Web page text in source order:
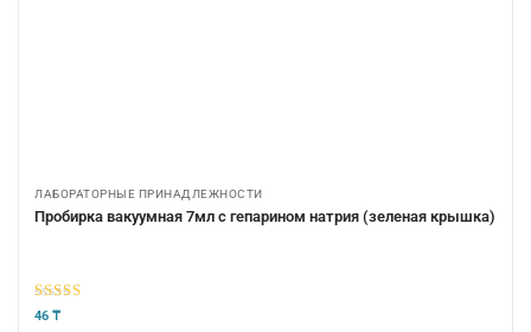
ЛАБОРАТОРНЫЕ ПРИНАДЛЕЖНОСТИ
Пробирка вакуумная 7мл с гепарином натрия (зеленая крышка)
5из 5
46 ₸